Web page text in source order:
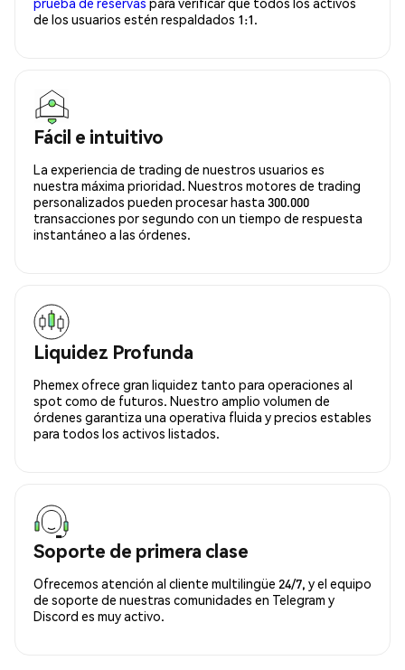
de los usuarios estén respaldados 1:1.
Fácil e intuitivo
La experiencia de trading de nuestros usuarios es
nuestra máxima prioridad. Nuestros motores de trading
personalizados pueden procesar hasta 300.000
transacciones por segundo con un tiempo de respuesta
instantáneo a las órdenes.
Liquidez Profunda
Phemex ofrece gran liquidez tanto para operaciones al
spot como de futuros. Nuestro amplio volumen de
órdenes garantiza una operativa fluida y precios estables
para todos los activos listados.
Soporte de primera clase
Ofrecemos atención al cliente multilingüe 24/7, y el equipo
de soporte de nuestras comunidades en Telegram y
Discord es muy activo.